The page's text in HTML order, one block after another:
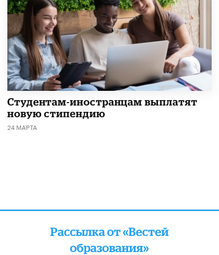
Студентам-иностранцам выплатят
новую стипендию
24 МАРТА
Рассылка от «Вестей
образования»